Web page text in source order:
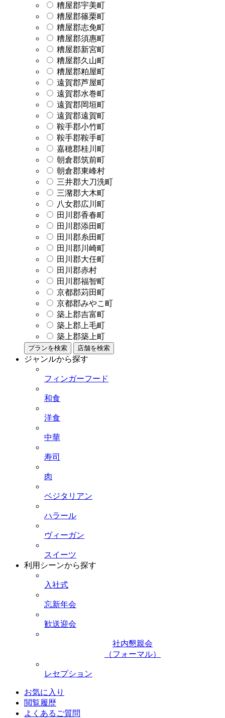
糟屋郡宇美町
糟屋郡篠栗町
糟屋郡志免町
糟屋郡須惠町
糟屋郡新宮町
糟屋郡久山町
糟屋郡粕屋町
遠賀郡芦屋町
遠賀郡水巻町
遠賀郡岡垣町
遠賀郡遠賀町
鞍手郡小竹町
鞍手郡鞍手町
嘉穂郡桂川町
朝倉郡筑前町
朝倉郡東峰村
三井郡大刀洗町
三潴郡大木町
八女郡広川町
田川郡香春町
田川郡添田町
田川郡糸田町
田川郡川崎町
田川郡大任町
田川郡赤村
田川郡福智町
京都郡苅田町
京都郡みやこ町
築上郡吉富町
築上郡上毛町
築上郡築上町
プランを検索 店舗を検索
ジャンルから探す
フィンガーフード
和食
洋食
中華
寿司
肉
ベジタリアン
ハラール
ヴィーガン
スイーツ
利用シーンから探す
入社式
忘新年会
歓送迎会
社内懇親会
（フォーマル）
レセプション
お気に入り
閲覧履歴
よくあるご質問